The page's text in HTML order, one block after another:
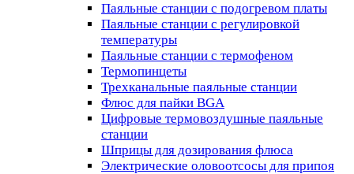
Паяльные станции с подогревом платы
Паяльные станции с регулировкой
температуры
Паяльные станции с термофеном
Термопинцеты
Трехканальные паяльные станции
Флюс для пайки BGA
Цифровые термовоздушные паяльные
станции
Шприцы для дозирования флюса
Электрические оловоотсосы для припоя